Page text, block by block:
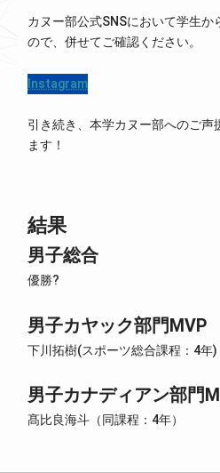
カヌー部公式SNSにおいて学生か
ので、併せてご確認ください。
Instagram
引き続き、本学カヌー部へのご声
ます！
結果
男子総合
優勝?
男子カヤック部門MVP
下川拓樹(スポーツ総合課程：4年)
男子カナディアン部門
髙比良海斗（同課程：4年）